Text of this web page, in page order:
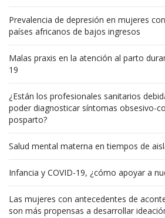
Prevalencia de depresión en mujeres
países africanos de bajos ingresos
Malas praxis en la atención al parto
19
¿Están los profesionales sanitarios
poder diagnosticar síntomas obsesivo-
posparto?
Salud mental materna en tiempos de
Infancia y COVID-19, ¿cómo apoyar a
Las mujeres con antecedentes de
son más propensas a desarrollar